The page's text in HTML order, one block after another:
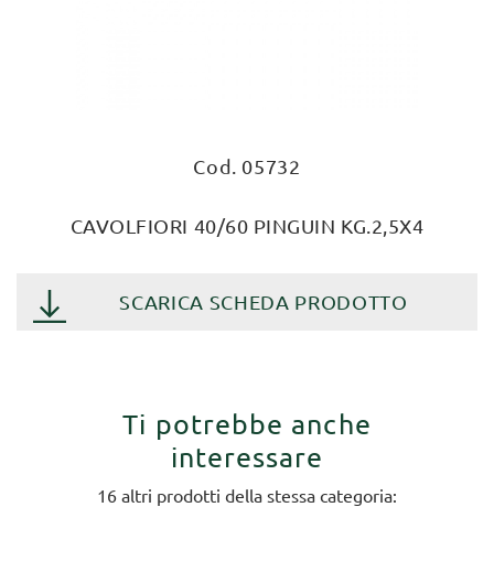
Cod. 05732
CAVOLFIORI 40/60 PINGUIN KG.2,5X4
SCARICA SCHEDA PRODOTTO
Ti potrebbe anche
interessare
16 altri prodotti della stessa categoria: